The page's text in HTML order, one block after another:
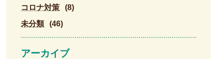
コロナ対策
(8)
未分類
(46)
アーカイブ